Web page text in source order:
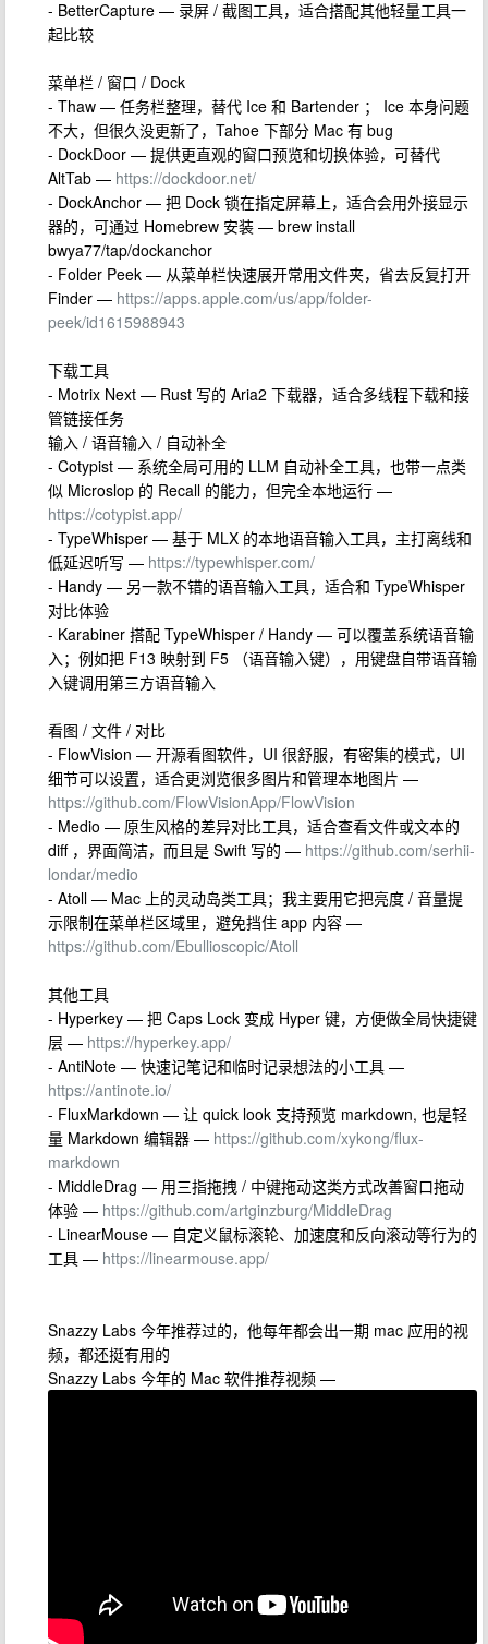
- BetterCapture — 录屏 / 截图工具，适合搭配其他轻量工具一
起比较
菜单栏 / 窗口 / Dock
- Thaw — 任务栏整理，替代 Ice 和 Bartender ； Ice 本身问题
不大，但很久没更新了，Tahoe 下部分 Mac 有 bug
- DockDoor — 提供更直观的窗口预览和切换体验，可替代
AltTab — https://dockdoor.net/
- DockAnchor — 把 Dock 锁在指定屏幕上，适合会用外接显示
器的，可通过 Homebrew 安装 — brew install
bwya77/tap/dockanchor
- Folder Peek — 从菜单栏快速展开常用文件夹，省去反复打开
Finder — https://apps.apple.com/us/app/folder-
peek/id1615988943
下载工具
- Motrix Next — Rust 写的 Aria2 下载器，适合多线程下载和接
管链接任务
输入 / 语音输入 / 自动补全
- Cotypist — 系统全局可用的 LLM 自动补全工具，也带一点类
似 Microslop 的 Recall 的能力，但完全本地运行 —
https://cotypist.app/
- TypeWhisper — 基于 MLX 的本地语音输入工具，主打离线和
低延迟听写 — https://typewhisper.com/
- Handy — 另一款不错的语音输入工具，适合和 TypeWhisper
对比体验
- Karabiner 搭配 TypeWhisper / Handy — 可以覆盖系统语音输
入；例如把 F13 映射到 F5 （语音输入键），用键盘自带语音输
入键调用第三方语音输入
看图 / 文件 / 对比
- FlowVision — 开源看图软件，UI 很舒服，有密集的模式，UI
细节可以设置，适合更浏览很多图片和管理本地图片 —
https://github.com/FlowVisionApp/FlowVision
- Medio — 原生风格的差异对比工具，适合查看文件或文本的
diff ，界面简洁，而且是 Swift 写的 — https://github.com/serhii-
londar/medio
- Atoll — Mac 上的灵动岛类工具；我主要用它把亮度 / 音量提
示限制在菜单栏区域里，避免挡住 app 内容 —
https://github.com/Ebullioscopic/Atoll
其他工具
- Hyperkey — 把 Caps Lock 变成 Hyper 键，方便做全局快捷键
层 — https://hyperkey.app/
- AntiNote — 快速记笔记和临时记录想法的小工具 —
https://antinote.io/
- FluxMarkdown — 让 quick look 支持预览 markdown, 也是轻
量 Markdown 编辑器 — https://github.com/xykong/flux-
markdown
- MiddleDrag — 用三指拖拽 / 中键拖动这类方式改善窗口拖动
体验 — https://github.com/artginzburg/MiddleDrag
- LinearMouse — 自定义鼠标滚轮、加速度和反向滚动等行为的
工具 — https://linearmouse.app/
Snazzy Labs 今年推荐过的，他每年都会出一期 mac 应用的视
频，都还挺有用的
Snazzy Labs 今年的 Mac 软件推荐视频 —